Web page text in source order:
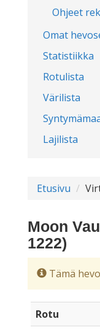
Ohjeet
Omat
Statistiikka
Rotulista
Värilista
Lajilista
Etusivu
Moon
1222)
Tämä
Rotu